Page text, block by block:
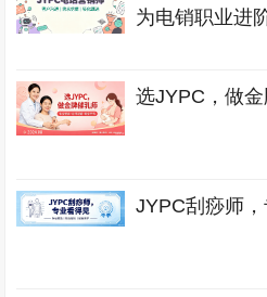
为电销职业进
选JYPC，做
JYPC刮痧师